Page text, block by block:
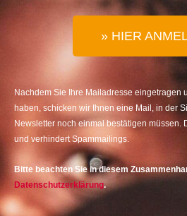
» HIER
Nachdem Sie Ihre Mailadresse eingetragen
haben, schicken wir Ihnen eine Mail, in der
Newsletter noch einmal bestätigen müssen.
und verhindert Spammailings.
Bitte beachten Sie in diesem
Datenschutzerklärung.